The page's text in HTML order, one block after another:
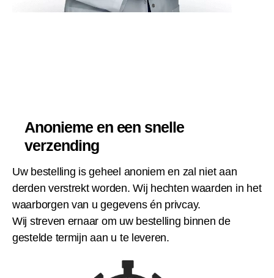
Anonieme en een snelle
verzending
Uw bestelling is geheel anoniem en zal niet aan
derden verstrekt worden. Wij hechten waarden in het
waarborgen van u gegevens én privcay.
Wij streven ernaar om uw bestelling binnen de
gestelde termijn aan u te leveren.